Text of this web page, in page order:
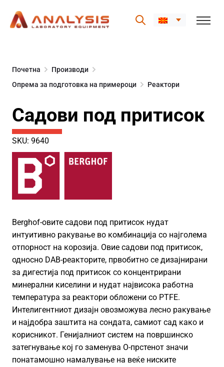
content
Почетна
Производи
Опрема за подготовка на примероци
Реактори
Садови под притисок
SKU: 9640
Berghof-овите садови под притисок нудат
интуитивно ракување во комбинација со најголема
отпорност на корозија. Овие садови под притисок,
односно DAB-реакторите, првобитно се дизајнирани
за дигестија под притисок со концентрирани
минерални киселини и нудат највисока работна
температура за реактори обложени со PTFE.
Интелигентниот дизајн овозможува лесно ракување
и најдобра заштита на сондата, самиот сад како и
корисникот. Генијалниот систем на површинско
затегнување кој го заменува O-прстенот значи
понатамошно намалување на веќе ниските